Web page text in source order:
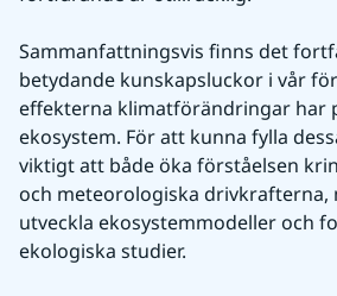
Sammanfattningsvis finns det
betydande kunskapsluckor i vår
effekterna klimatförändringar har
ekosystem. För att kunna fylla
viktigt att både öka förståelsen
och meteorologiska drivkrafterna,
utveckla ekosystemmodeller och
ekologiska studier.